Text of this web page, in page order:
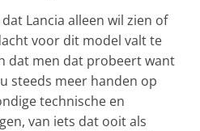
Lancia alleen wil zien of
voor dit model valt te
dat men dat probeert want
steeds meer handen op
technische en
van iets dat ooit als